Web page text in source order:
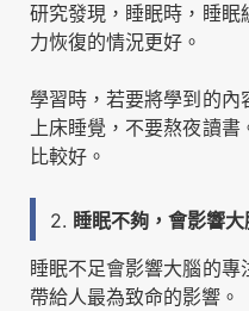
研究發現，睡眠時，睡眠
力恢復的情況更好。
學習時，若要將學到的內
上床睡覺，不要熬夜讀
比較好。
2. 睡眠不夠，會影響
睡眠不足會影響大腦的
帶給人最為致命的影響。